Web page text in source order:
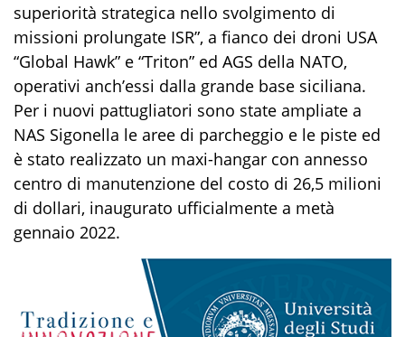
superiorità strategica nello svolgimento di
missioni prolungate ISR”, a fianco dei droni USA
“Global Hawk” e “Triton” ed AGS della NATO,
operativi anch’essi dalla grande base siciliana.
Per i nuovi pattugliatori sono state ampliate a
NAS Sigonella le aree di parcheggio e le piste ed
è stato realizzato un maxi-hangar con annesso
centro di manutenzione del costo di 26,5 milioni
di dollari, inaugurato ufficialmente a metà
gennaio 2022.